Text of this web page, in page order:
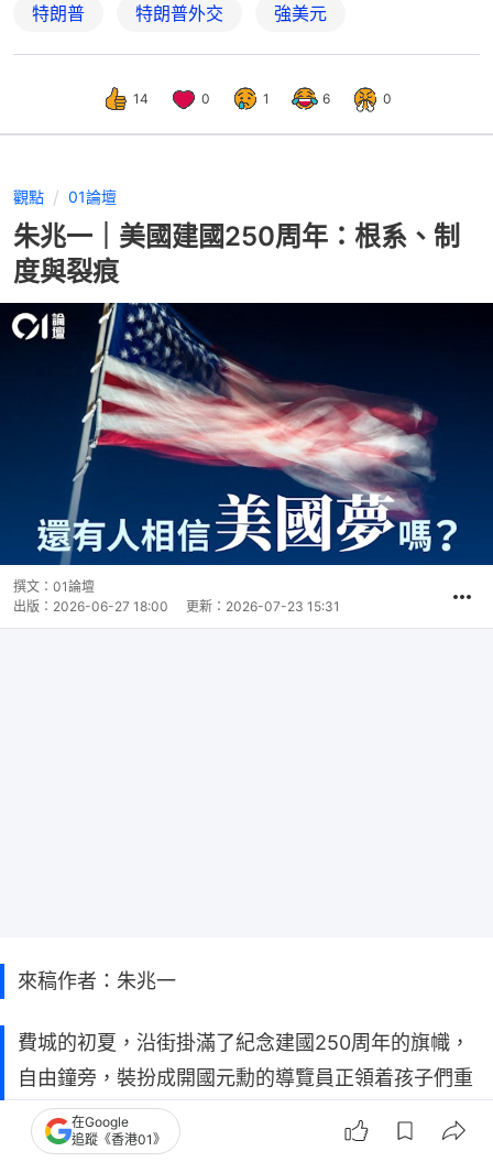
特朗普 特朗普外交 強美元
14 0 1 6 0
觀點 01論壇
朱兆一｜美國建國250周年：根系、制
度與裂痕
撰文： 01論壇
出版： 2026-06-27 18:00 更新： 2026-07-23 15:31
來稿作者：朱兆一
費城的初夏，沿街掛滿了紀念建國250周年的旗幟，
自由鐘旁，裝扮成開國元勳的導覽員正領着孩子們重
溫1776年的故事。作為獨立宣言與美國憲法的誕生
地，這座城市理所當然地承擔起這場慶典歷史的重
在Google
追蹤《香港01》